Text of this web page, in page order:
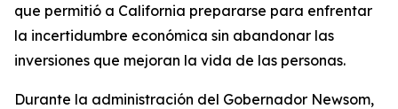
que permitió a California prepararse para enfrentar
la incertidumbre económica sin abandonar las
inversiones que mejoran la vida de las personas.
Durante la administración del Gobernador Newsom,